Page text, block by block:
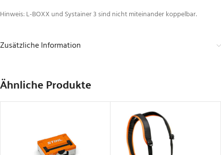
Hinweis: L-BOXX und Systainer 3 sind nicht miteinander koppelbar.
Zusätzliche Information
Ähnliche Produkte